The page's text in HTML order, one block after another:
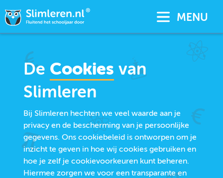
MENU
De Cookies van
Slimleren
Bij Slimleren hechten we veel waarde aan je
privacy en de bescherming van je persoonlijke
gegevens. Ons cookiebeleid is ontworpen om je
inzicht te geven in hoe wij cookies gebruiken en
hoe je zelf je cookievoorkeuren kunt beheren.
Hiermee zorgen we voor een transparante en